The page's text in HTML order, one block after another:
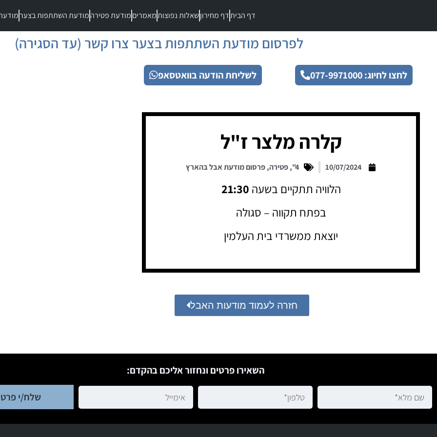
דף הביתדף מחירוןשאלות נפוצותמאמריםמודעת פטירהמודעת השתתפות בצער
לפרסום מודעת השתתפות בצער צרו קשר (עד הסגירה)
לחצו לחיוג: 077-9971000 לשליחת הודעה בוואטסאפ
קלרה מלצר ז"ל
10/07/2024
4"
,פטירה,פרסום מודעת אבל בהארץ
הלוויה תתקיים בשעה 21:30
בפתח תקווה – סגולה
יוצאת ממשרדי בית העלמין
חזרה לעמוד מודעות האבל
השאירו פרטים ונחזור אליכם בהקדם:
שלח/י